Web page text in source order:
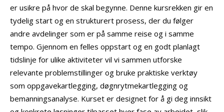
er usikre på hvor de skal begynne. Denne kursrekken gir en
tydelig start og en strukturert prosess, der du følger
andre avdelinger som er på samme reise og i samme
tempo. Gjennom en felles oppstart og en godt planlagt
tidslinje for ulike aktiviteter vil vi sammen utforske
relevante problemstillinger og bruke praktiske verktøy
som oppgavekartlegging, døgnrytmekartlegging og
bemanningsanalyse. Kurset er designet for å gi deg innsikt